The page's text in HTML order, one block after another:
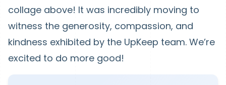
collage above! It was incredibly moving to
witness the generosity, compassion, and
kindness exhibited by the UpKeep team. We’re
excited to do more good!